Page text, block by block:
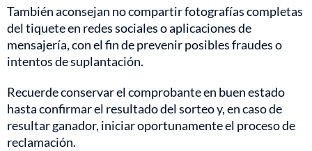
También aconsejan no compartir fotografías completas
del tiquete en redes sociales o aplicaciones de
mensajería, con el fin de prevenir posibles fraudes o
intentos de suplantación.
Recuerde conservar el comprobante en buen estado
hasta confirmar el resultado del sorteo y, en caso de
resultar ganador, iniciar oportunamente el proceso de
reclamación.